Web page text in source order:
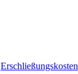
Erschließungskosten